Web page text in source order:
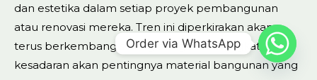
dan estetika dalam setiap proyek pembangunan
atau renovasi mereka. Tren ini diperkirakan akan
terus berkembang seiring dengan meningkatnya
kesadaran akan pentingnya material bangunan yang
Order via WhatsApp